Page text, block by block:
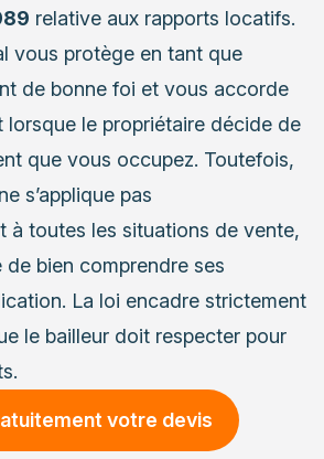
relative aux rapports locatifs.
vous protège en tant que
de bonne foi et vous accorde
lorsque le propriétaire décide de
que vous occupez. Toutefois,
s’applique pas
à toutes les situations de vente,
de bien comprendre ses
La loi encadre strictement
le bailleur doit respecter pour
votre devis